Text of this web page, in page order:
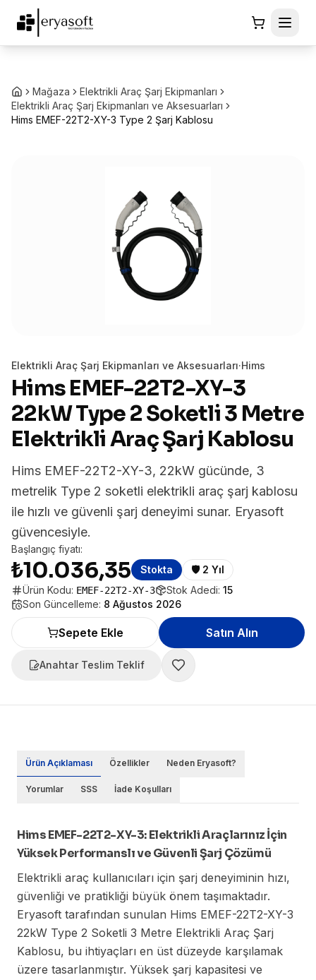
Mağaza
Elektrikli Araç Şarj Ekipmanları
Elektrikli Araç Şarj Ekipmanları ve Aksesuarları
Hims EMEF-22T2-XY-3 Type 2 Şarj Kablosu
Elektrikli Araç Şarj Ekipmanları ve Aksesuarları·Hims
Hims EMEF-22T2-XY-3
22kW Type 2 Soketli 3 Metre
Elektrikli Araç Şarj Kablosu
Hims EMEF-22T2-XY-3, 22kW gücünde, 3
metrelik Type 2 soketli elektrikli araç şarj kablosu
ile hızlı ve güvenli şarj deneyimi sunar. Eryasoft
güvencesiyle.
Başlangıç fiyatı:
₺10.036,35 Stokta 🛡️ 2 Yıl
Ürün Kodu: EMEF-22T2-XY-3 Stok Adedi: 15
Son Güncelleme: 8 Ağustos 2026
Sepete Ekle Satın Alın
Anahtar Teslim Teklif
Ürün Açıklaması Özellikler Neden Eryasoft?
Yorumlar SSS İade Koşulları
Hims EMEF-22T2-XY-3: Elektrikli Araçlarınız İçin
Yüksek Performanslı ve Güvenli Şarj Çözümü
Elektrikli araç kullanıcıları için şarj deneyiminin hızı,
güvenliği ve pratikliği büyük önem taşımaktadır.
Eryasoft tarafından sunulan Hims EMEF-22T2-XY-3
22kW Type 2 Soketli 3 Metre Elektrikli Araç Şarj
Kablosu, bu ihtiyaçları en üst düzeyde karşılamak
üzere tasarlanmıştır. Yüksek şarj kapasitesi ve